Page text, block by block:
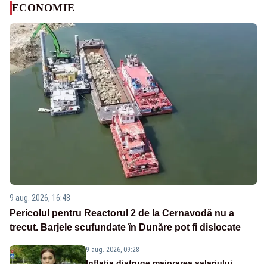
ECONOMIE
9 aug. 2026, 16:48
Pericolul pentru Reactorul 2 de la Cernavodă nu a
trecut. Barjele scufundate în Dunăre pot fi dislocate
9 aug. 2026, 09:28